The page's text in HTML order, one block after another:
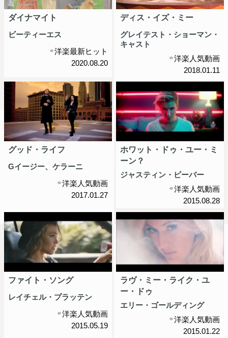
ダイナマイト
ビーティーエス
洋楽最新ヒット
2020.08.20
ディス・イズ・ミー
グレイテスト・ショーマン・
キャスト
洋楽人気動画
2018.01.11
グッド・ライフ
Gイージー、ケラーニ
洋楽人気動画
2017.01.27
ホワット・ドゥ・ユー・ミ
ーン？
ジャスティン・ビーバー
洋楽人気動画
2015.08.28
ファイト・ソング
レイチェル・プラッテン
洋楽人気動画
2015.05.19
ラヴ・ミー・ライク・ユ
ー・ドゥ
エリー・ゴールディング
洋楽人気動画
2015.01.22